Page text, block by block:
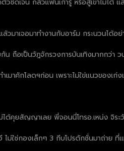
วชัดเจน กลัวแฟนเก่ารู้ หรือสู้เขาไม่ไ
วมาเจอมาทำงานกับอาร์ม กระนวนได้อย่
ถือเป็นวัฎจักรวงการบันเทิงมากกว่า ว
คักโลดฯก่อน เพราะไม่ใข่แนวของเก่งเ
ยสัญญาเลย พี่จอนนี่โทรอ.เหน่ง จิระวั
ม่ใช่กองเล็กๆ 3 กีบโปรดักชั่นมาถ่าย ที่